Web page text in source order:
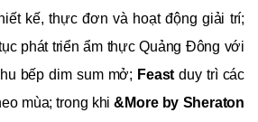
kế, thực đơn và hoạt động giải trí;
phát triển ẩm thực Quảng Đông với
bếp dim sum mở; Feast duy trì các
mùa; trong khi&More by Sheraton